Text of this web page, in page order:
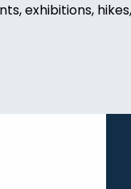
exhibitions,
Joye et Françoise